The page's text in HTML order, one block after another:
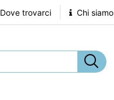
Dove trovarci Chi siamo